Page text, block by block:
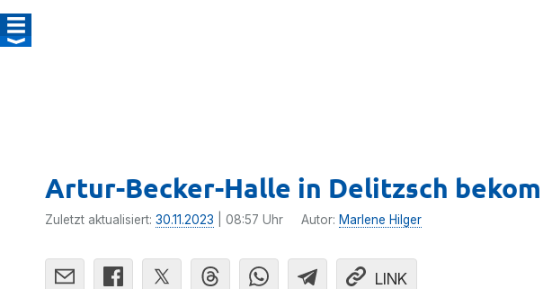
Artur-Becker-Halle in Delitzsch
Zuletzt aktualisiert: 30.11.2023 | 08:57 Uhr Autor: Marlene Hilger
LINK